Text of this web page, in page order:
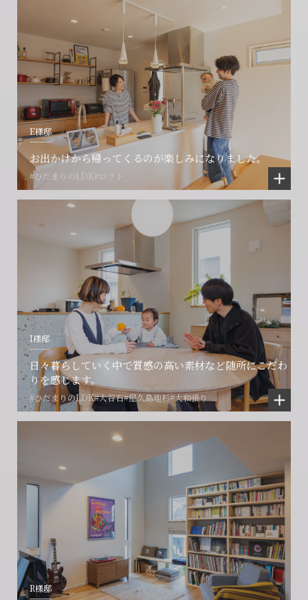
E様邸
お出かけから帰ってくるのが楽しみになりました。
#ひだまりのLDK#ロフト
I様邸
日々暮らしていく中で質感の高い素材など随所にこだわ
りを感じます。
#ひだまりのLDK#大谷石#屋久島地杉#大和張り
R様邸